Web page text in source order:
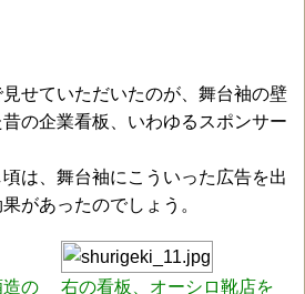
せていただいたのが、舞台袖の壁
の企業看板、いわゆるスポンサー
は、舞台袖にこういった広告を出
があったのでしょう。
の 右の看板、オーシロ靴店を